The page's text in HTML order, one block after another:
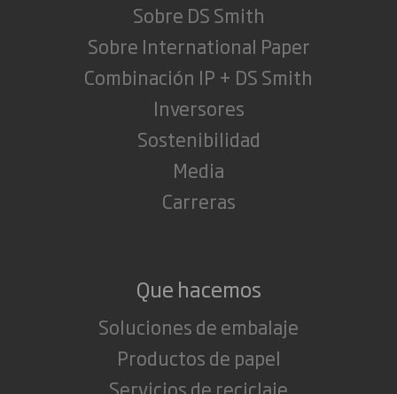
Sobre DS Smith
Sobre International Paper
Combinación IP + DS Smith
Inversores
Sostenibilidad
Media
Carreras
Que hacemos
Soluciones de embalaje
Productos de papel
Servicios de reciclaje